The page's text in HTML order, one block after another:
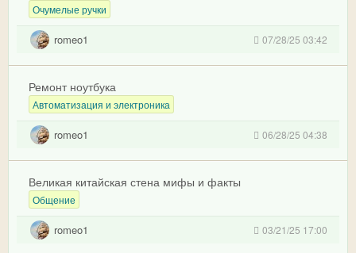
Очумелые ручки
romeo1 07/28/25 03:42
Ремонт ноутбука
Автоматизация и электроника
romeo1 06/28/25 04:38
Великая китайская стена мифы и факты
Общение
romeo1 03/21/25 17:00